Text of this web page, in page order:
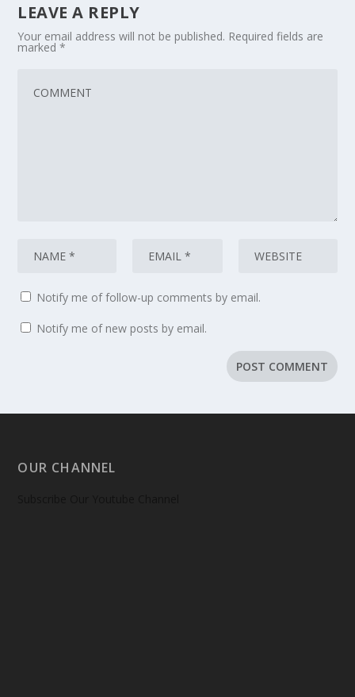
LEAVE A REPLY
Your email address will not be published. Required fields are
marked*
Notify me of follow-up comments by email.
Notify me of new posts by email.
OUR CHANNEL